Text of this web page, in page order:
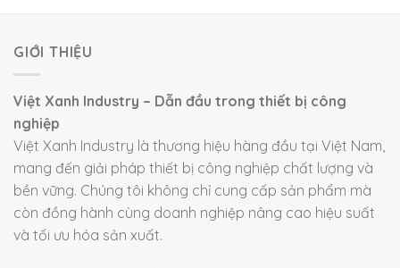
GIỚI THIỆU
Việt Xanh Industry – Dẫn đầu trong thiết bị công
nghiệp
Việt Xanh Industry là thương hiệu hàng đầu tại Việt Nam,
mang đến giải pháp thiết bị công nghiệp chất lượng và
bền vững. Chúng tôi không chỉ cung cấp sản phẩm mà
còn đồng hành cùng doanh nghiệp nâng cao hiệu suất
và tối ưu hóa sản xuất.